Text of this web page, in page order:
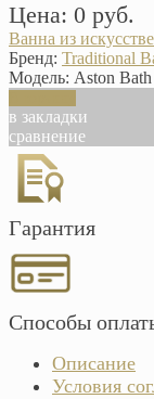
Цена: 0 руб.
Ванна из
Бренд: Traditional
Модель: Aston
в закладки
сравнение
Гарантия
Способы
Описание
Условия